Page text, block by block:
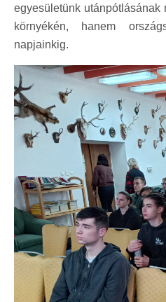
egyesületünk
környékén, hanem
napjainkig.